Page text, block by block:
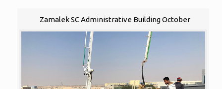
Zamalek SC Administrative Building October